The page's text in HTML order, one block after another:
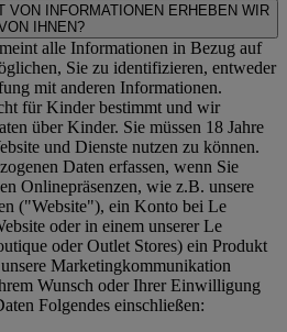
VON INFORMATIONEN ERHEBEN WIR
IHNEN?
alle Informationen in Bezug auf
Sie zu identifizieren, entweder
mit anderen Informationen.
für Kinder bestimmt und wir
über Kinder. Sie müssen 18 Jahre
und Dienste nutzen zu können.
Daten erfassen, wenn Sie
Onlinepräsenzen, wie z.B. unsere
("Website"), ein Konto bei Le
oder in einem unserer Le
oder Outlet Stores) ein Produkt
Marketingkommunikation
Wunsch oder Ihrer Einwilligung
Folgendes einschließen: